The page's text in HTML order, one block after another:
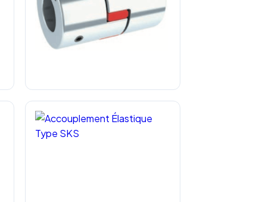
Accouplement Élastique Aluminium
Type SKM